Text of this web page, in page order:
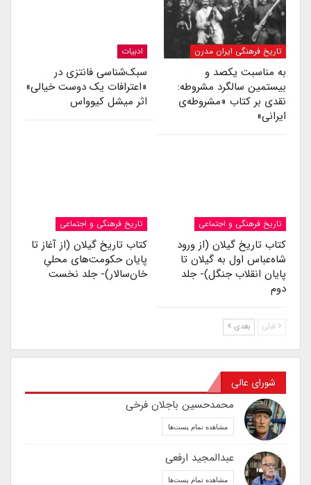
تاریخ فرهنگی ایران مدرن
به مناسبت یکصد و
بیستمین سالگرد مشروطه:
نقدی بر کتاب «مشروطه‌ی
ایرانی»
ادبیات
سبک‌شناسی فانتزی در
«اعترافات یک دوست خیالی»
اثر میشل کیوواس
تاریخ فرهنگی و اجتماعی
کتاب تاریخ گیلان (از ورود
شاه‌عباس اول به گیلان تا
پایان انقلاب جنگل)- جلد
دوم
تاریخ فرهنگی و اجتماعی
کتاب تاریخ گیلان (از آغاز تا
پایان حکومت‌های محلیِ
خان‌سالار)- جلد نخست
قبلی بعدی
شورای عالی
محمدحسین باجلان فرخی
مشاهده تمام پست‌ها
عبدالمجید ارفعی
مشاهده تمام پست‌ها